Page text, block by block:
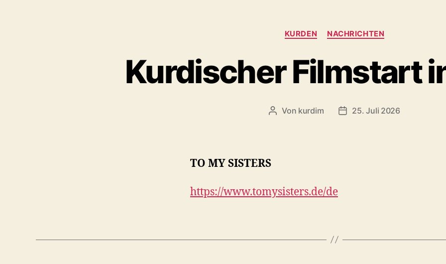
Kategorien
KURDEN NACHRICHTEN
Kurdischer Filmstart
Beitragsautor
Von kurdim Veröffentlichungsdatum
25. Juli 2026
TO MY SISTERS
https://www.tomysisters.de/de